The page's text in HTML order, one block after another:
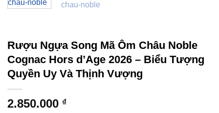
Rượu Ngựa Song Mã Ôm Châu Noble
Cognac Hors d’Age 2026 – Biểu Tượng
Quyền Uy Và Thịnh Vượng
2.850.000 ₫